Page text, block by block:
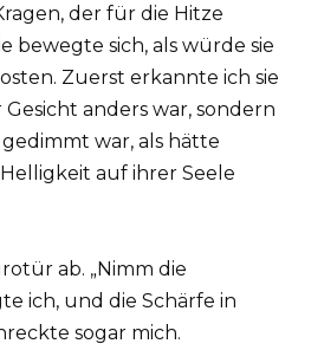
der für die Hitze
bewegte sich, als würde sie
Zuerst erkannte ich sie
anders war, sondern
war, als hätte
auf ihrer Seele
ab. „Nimm die
ich, und die Schärfe in
sogar mich.